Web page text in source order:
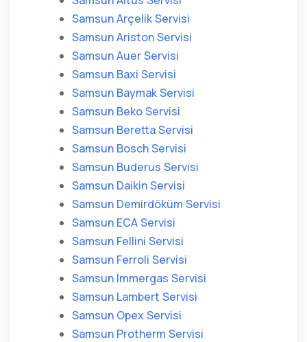
Samsun Arçelik Servisi
Samsun Ariston Servisi
Samsun Auer Servisi
Samsun Baxi Servisi
Samsun Baymak Servisi
Samsun Beko Servisi
Samsun Beretta Servisi
Samsun Bosch Servisi
Samsun Buderus Servisi
Samsun Daikin Servisi
Samsun Demirdöküm Servisi
Samsun ECA Servisi
Samsun Fellini Servisi
Samsun Ferroli Servisi
Samsun Immergas Servisi
Samsun Lambert Servisi
Samsun Opex Servisi
Samsun Protherm Servisi